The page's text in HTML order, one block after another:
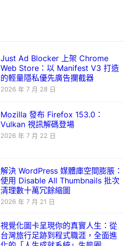
Just Ad Blocker 上架 Chrome
Web Store：以 Manifest V3 打造
的輕量隱私優先廣告攔截器
2026 年 7 月 28 日
Mozilla 發布 Firefox 153.0：
Vulkan 視訊解碼登場
2026 年 7 月 22 日
解決 WordPress 媒體庫空間膨脹：
使用 Disable All Thumbnails 批次
清理數十萬冗餘縮圖
2026 年 7 月 21 日
視覺化圖卡呈現你的真實人生：從
台灣旅行足跡到程式職涯，全面進